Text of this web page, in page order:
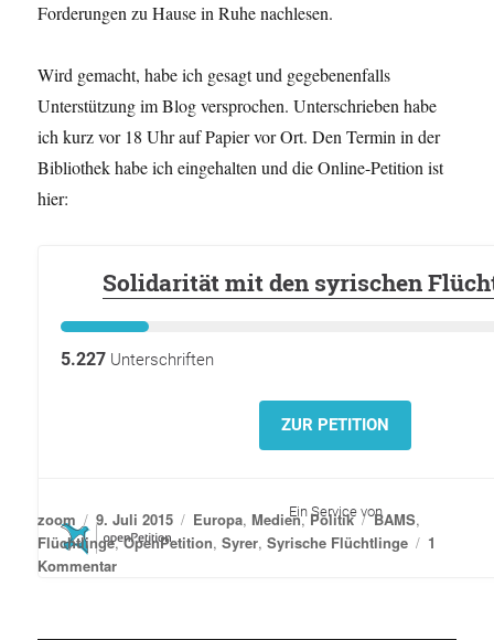
Forderungen zu Hause in Ruhe nachlesen.
Wird gemacht, habe ich gesagt und gegebenenfalls
Unterstützung im Blog versprochen. Unterschrieben habe
ich kurz vor 18 Uhr auf Papier vor Ort. Den Termin in der
Bibliothek habe ich eingehalten und die Online-Petition ist
hier:
Solidarität mit den syrischen
5.227 Unterschriften
ZUR PETITION
Ein Service von
Autor
zoom
Veröffentlicht
am
9. Juli 2015 Kategorien
Europa, Medien,Politik Schlagwörter
BAMS,
Flüchtlinge,OpenPetition,Syrer,Syrische Flüchtlinge
1
Kommentarzu
Flüchtlingscamp